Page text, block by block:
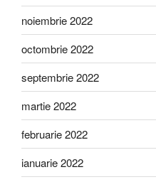
noiembrie 2022
octombrie 2022
septembrie 2022
martie 2022
februarie 2022
ianuarie 2022